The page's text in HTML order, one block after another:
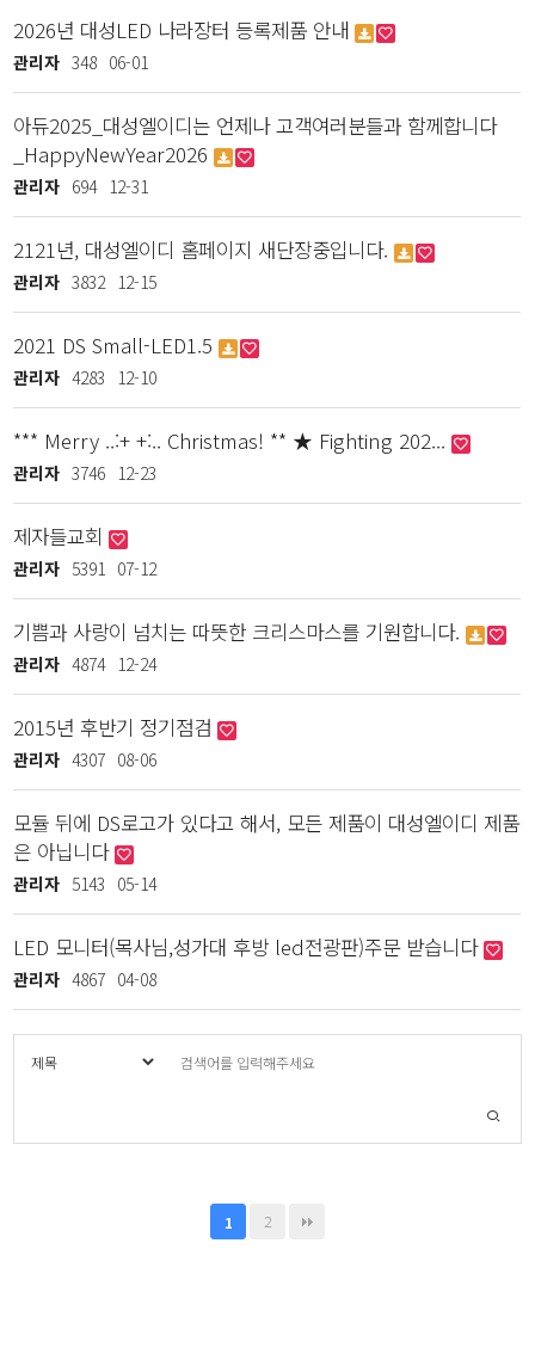
2026년 대성LED 나라장터 등록제품 안내
관리자 348 06-01
아듀2025_대성엘이디는 언제나 고객여러분들과 함께합니다
_HappyNewYear2026
관리자 694 12-31
2121년, 대성엘이디 홈페이지 새단장중입니다.
관리자 3832 12-15
2021 DS Small-LED1.5
관리자 4283 12-10
*** Merry ..:+ +:.. Christmas! ** ★ Fighting 202...
관리자 3746 12-23
제자들교회
관리자 5391 07-12
기쁨과 사랑이 넘치는 따뜻한 크리스마스를 기원합니다.
관리자 4874 12-24
2015년 후반기 정기점검
관리자 4307 08-06
모듈 뒤에 DS로고가 있다고 해서, 모든 제품이 대성엘이디 제품
은 아닙니다
관리자 5143 05-14
LED 모니터(목사님,성가대 후방 led전광판)주문 받습니다
관리자 4867 04-08
1 2